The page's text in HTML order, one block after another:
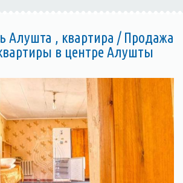
Алушта , квартира / Продажа
в центре Алушты